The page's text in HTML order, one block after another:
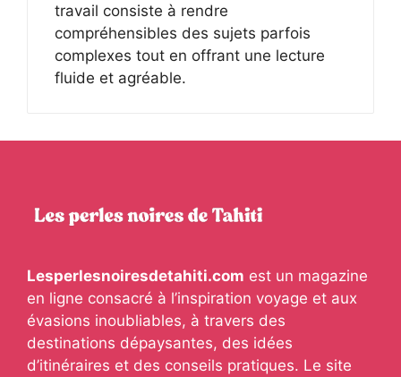
travail consiste à rendre
compréhensibles des sujets parfois
complexes tout en offrant une lecture
fluide et agréable.
Lesperlesnoiresdetahiti.com est un magazine
en ligne consacré à l’inspiration voyage et aux
évasions inoubliables, à travers des
destinations dépaysantes, des idées
d’itinéraires et des conseils pratiques. Le site